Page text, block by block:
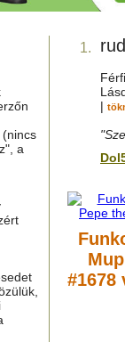
a
1.
|
#1678